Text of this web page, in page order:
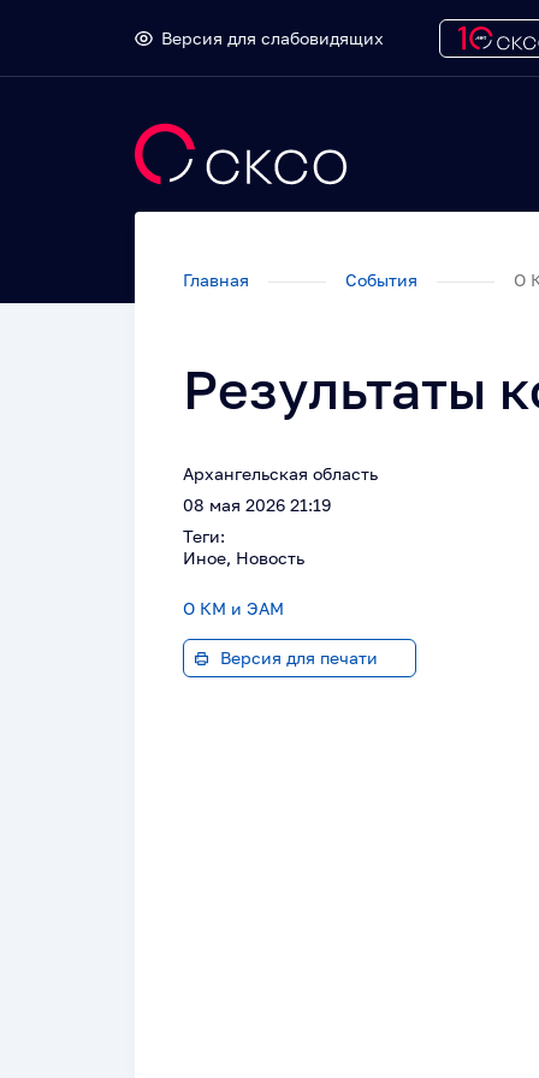
Версия для слабовидящих
Главная События О
Результаты
Архангельская область
08 мая 2026 21:19
Теги:
Иное, Новость
О КМ и ЭАМ
Версия для печати